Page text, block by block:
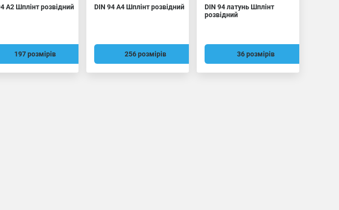
A2 Шплінт розвідний
197 розмірів
DIN 94 A4 Шплінт розвідний
256 розмірів
DIN 94 латунь Шплінт
розвідний
36 розмірів